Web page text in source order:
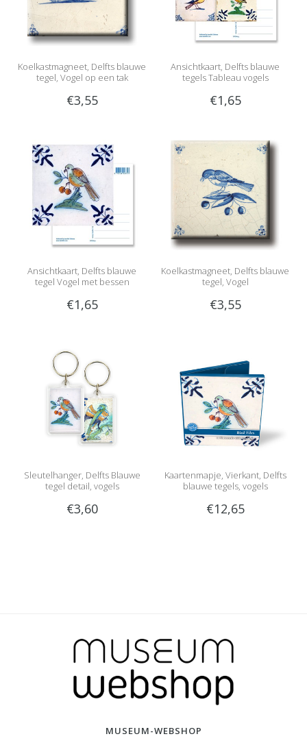
Koelkastmagneet, Delfts blauwe
tegel, Vogel op een tak
€3,55
Ansichtkaart, Delfts blauwe
tegels Tableau vogels
€1,65
Ansichtkaart, Delfts blauwe
tegel Vogel met bessen
€1,65
Koelkastmagneet, Delfts blauwe
tegel, Vogel
€3,55
Sleutelhanger, Delfts Blauwe
tegel detail, vogels
€3,60
Kaartenmapje, Vierkant, Delfts
blauwe tegels, vogels
€12,65
MUSEUM-WEBSHOP